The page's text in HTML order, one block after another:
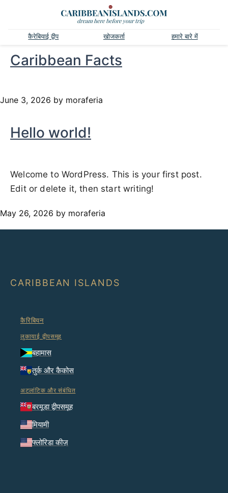
कैरेबियाई द्वीप खोजकर्ता हमारे बारे में
Caribbean Facts
June 3, 2026 by moraferia
Hello world!
Welcome to WordPress. This is your first post.
Edit or delete it, then start writing!
May 26, 2026 by moraferia
CARIBBEAN ISLANDS
कैरिबियन
लुकायाई द्वीपसमूह
बहामास
तुर्क और कैकोस
अटलांटिक और संबंधित
बरमूडा द्वीपसमूह
मियामी
फ्लोरिडा कीज़